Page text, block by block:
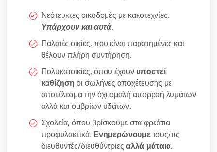
Νεότευκτες οικοδομές με κακοτεχνίες.
Υπάρχουν και αυτά.
Παλαιές οικίες, που είναι παρατημένες και
θέλουν πλήρη συντήρηση.
Πολυκατοικίες, όπου έχουν υποστεί
καθίζηση οι σωλήνες αποχέτευσης με
αποτέλεσμα την όχι ομαλή απορροή λυμάτων
αλλά και ομβρίων υδάτων.
Σχολεία, όπου βρίσκουμε στα φρεάτια
προφυλακτικά. Ενημερώνουμε τους/τις
διευθυντές/διευθύντριες αλλά μάταια.